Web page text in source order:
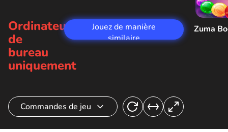
Ordinateur
de
bureau
uniquement
Jouez de manière
similaire
Zuma
Commandes de jeu